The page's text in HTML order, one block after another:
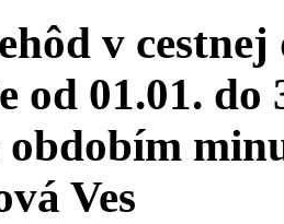
v cestnej
od 01.01. do
Ves